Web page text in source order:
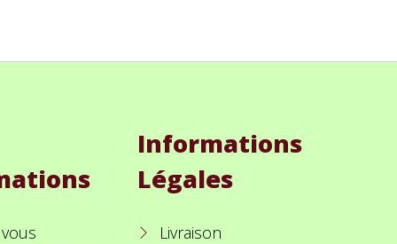
Informations
Légales
Livraison